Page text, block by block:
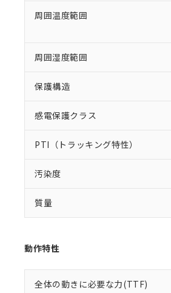
周囲温度範囲
周囲湿度範囲
保護構造
感電保護クラス
PTI（トラッキング特性）
汚染度
質量
動作特性
全体の動きに必要な力(TTF)